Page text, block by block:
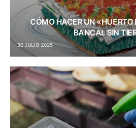
CÓMO HACER UN
BANCAL SIN
30 JULIO 2025